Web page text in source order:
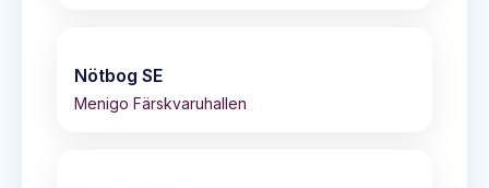
Nötbog SE
Menigo Färskvaruhallen